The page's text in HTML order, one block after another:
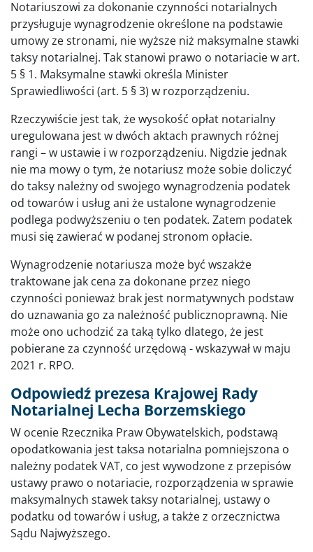
Notariuszowi za dokonanie czynności notarialnych
przysługuje wynagrodzenie określone na podstawie
umowy ze stronami, nie wyższe niż maksymalne stawki
taksy notarialnej. Tak stanowi prawo o notariacie w art.
5 § 1. Maksymalne stawki określa Minister
Sprawiedliwości (art. 5 § 3) w rozporządzeniu.
Rzeczywiście jest tak, że wysokość opłat notarialny
uregulowana jest w dwóch aktach prawnych różnej
rangi – w ustawie i w rozporządzeniu. Nigdzie jednak
nie ma mowy o tym, że notariusz może sobie doliczyć
do taksy należny od swojego wynagrodzenia podatek
od towarów i usług ani że ustalone wynagrodzenie
podlega podwyższeniu o ten podatek. Zatem podatek
musi się zawierać w podanej stronom opłacie.
Wynagrodzenie notariusza może być wszakże
traktowane jak cena za dokonane przez niego
czynności ponieważ brak jest normatywnych podstaw
do uznawania go za należność publicznoprawną. Nie
może ono uchodzić za taką tylko dlatego, że jest
pobierane za czynność urzędową - wskazywał w maju
2021 r. RPO.
Odpowiedź prezesa Krajowej Rady
Notarialnej Lecha Borzemskiego
W ocenie Rzecznika Praw Obywatelskich, podstawą
opodatkowania jest taksa notarialna pomniejszona o
należny podatek VAT, co jest wywodzone z przepisów
ustawy prawo o notariacie, rozporządzenia w sprawie
maksymalnych stawek taksy notarialnej, ustawy o
podatku od towarów i usług, a także z orzecznictwa
Sądu Najwyższego.